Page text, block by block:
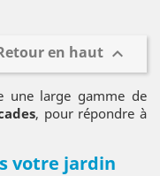
en haut 
une large gamme de
, pour répondre à
votre jardin